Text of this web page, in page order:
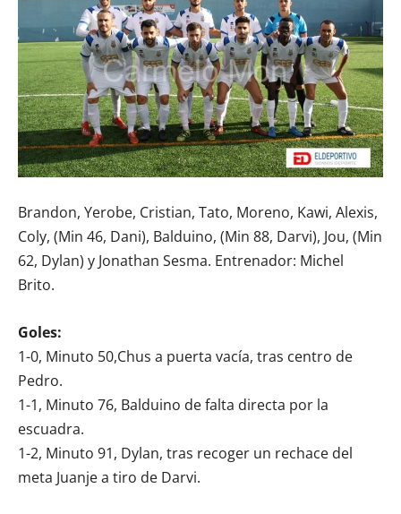
Brandon, Yerobe, Cristian, Tato, Moreno, Kawi, Alexis,
Coly, (Min 46, Dani), Balduino, (Min 88, Darvi), Jou, (Min
62, Dylan) y Jonathan Sesma. Entrenador: Michel
Brito.
Goles:
1-0, Minuto 50,Chus a puerta vacía, tras centro de
Pedro.
1-1, Minuto 76, Balduino de falta directa por la
escuadra.
1-2, Minuto 91, Dylan, tras recoger un rechace del
meta Juanje a tiro de Darvi.